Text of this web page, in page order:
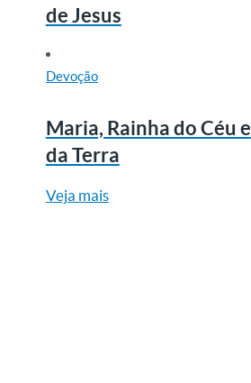
de Jesus
Devoção
Maria, Rainha do Céu e
da Terra
Veja mais